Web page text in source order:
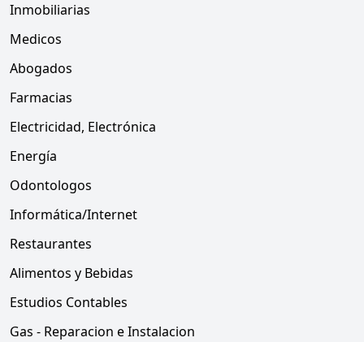
Inmobiliarias
Medicos
Abogados
Farmacias
Electricidad, Electrónica
Energía
Odontologos
Informática/Internet
Restaurantes
Alimentos y Bebidas
Estudios Contables
Gas - Reparacion e Instalacion